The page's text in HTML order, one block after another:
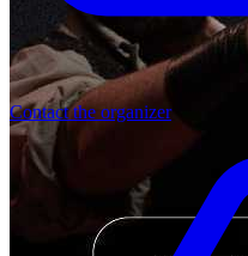
Contact the organizer